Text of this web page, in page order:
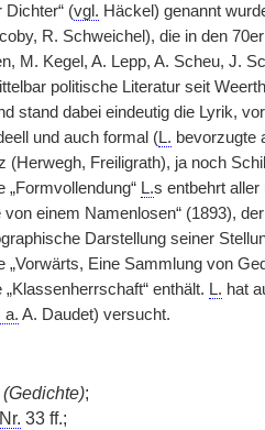
Dichter“ (vgl. Häckel) genannt
R. Schweichel), die in den
M. Kegel, A. Lepp, A. Scheu, J.
politische Literatur seit
stand dabei eindeutig die Lyrik,
und auch formal (L. bevorzugte
(Herwegh, Freiligrath), ja noch
L.s entbehrt
einem Namenlosen“ (1893),
Darstellung seiner
Eine Sammlung von
enthält. L. hat
a. A. Daudet) versucht.
(Gedichte);
Nr. 33 ff.;